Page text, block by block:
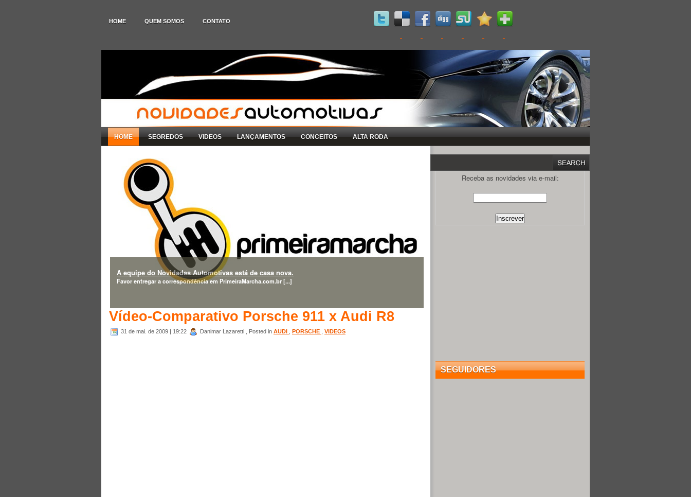
HOME QUEM SOMOS CONTATO
HOME SEGREDOS VIDEOS LANÇAMENTOS CONCEITOS ALTA RODA
A equipe do Novidades Automotivas está de casa nova.
Favor entregar a correspondência em PrimeiraMarcha.com.br [...]
Vídeo-Comparativo Porsche 911 x Audi R8
31 de mai. de 2009 | 19:22 Danimar Lazaretti , Posted in AUDI PORSCHE VIDEOS
Receba as novidades via e-mail:
SEGUIDORES